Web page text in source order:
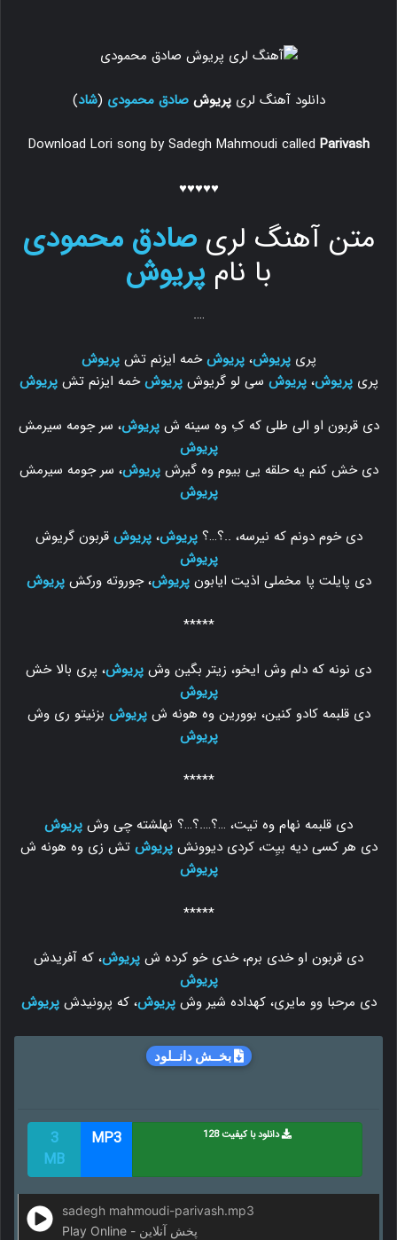
دانلود آهنگ لریپریوش صادق محمودی (شاد)
Download Lori song by Sadegh Mahmoudi called Parivash
♥♥♥♥♥
متن آهنگ لریصادق محمودی
با نامپریوش
….
پریپریوش،پریوشخمه ایزنم تشپریوش
پریپریوش،پریوش سی لو گریوشپریوشخمه ایزنم تشپریوش
دی قربون او الی طلی که کِ وه سینه شپریوش، سر جومه سیرمش
پریوش
دی خش کنم یه حلقه یی بیوم وه گیرشپریوش، سر جومه سیرمش
پریوش
دی خوم دونم که نیرسه، ..؟…؟پریوش،پریوش قربون گریوش
پریوش
دی پایلت پا مخملی اذیت ایابونپریوش، جوروته ورکشپریوش
*****
دی نونه که دلم وش ایخو، زیتر بگین وش پریوش، پری بالا خش
پریوش
دی قلبمه کادو کنین، بوورین وه هونه شپریوش بزنیتو ری وش
پریوش
*****
دی قلبمه نهام وه تیت، …؟….؟…؟ نهلشته چی وش پریوش
دی هر کسی دیه بیِت، کردی دیوونشپریوش تش زی وه هونه ش
پریوش
*****
دی قربون او خدی برم، خدی خو کرده ش پریوش، که آفریدش
پریوش
دی مرحبا وو مایری، کهداده شیر وشپریوش، که پرونیدشپریوش
بخــش دانــلود
دانلود با کیفیت 128 MP3
3
MB
sadegh mahmoudi-parivash.mp3
Play Online - پخش آنلاین